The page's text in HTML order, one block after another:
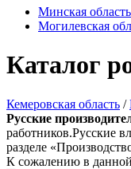
Минская
Могилевская
Каталог
Кемеровская область /
Русские
работников.Русские
разделе
К сожалению в